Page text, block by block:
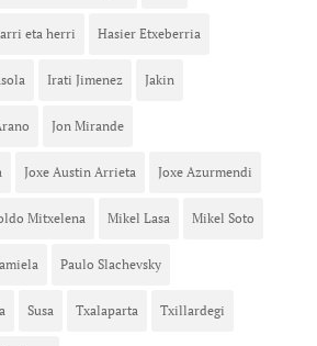
eta herri Hasier Etxeberria
Irati Jimenez Jakin
Jon Mirande
Joxe Austin Arrieta Joxe Azurmendi
Mitxelena Mikel Lasa Mikel Soto
Paulo Slachevsky
Susa Txalaparta Txillardegi